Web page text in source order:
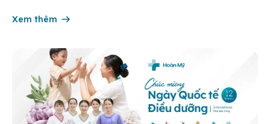
Xem thêm